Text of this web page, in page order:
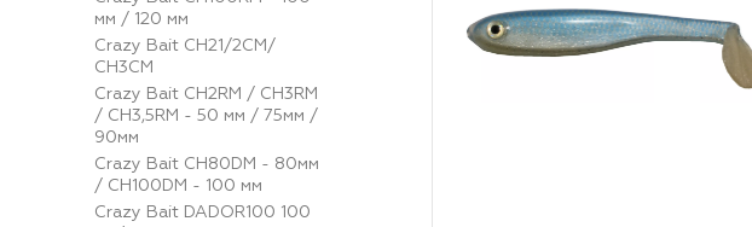
мм / 120 мм
Crazy Bait CH21/2CM/
CH3CM
Crazy Bait CH2RM / CH3RM
/ CH3,5RM - 50 мм / 75мм /
90мм
Crazy Bait CH80DM - 80мм
/ CH100DM - 100 мм
Crazy Bait DADOR100 100